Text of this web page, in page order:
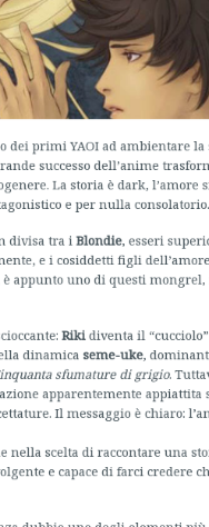
successo dell’anime
La storia è dark,
e per nulla
tra i Blondie, esseri
e i cosiddetti figli
uno di questi
Riki diventa il
seme-uke,
sfumature di grigio.
apparentemente
Il messaggio è chiaro:
scelta di raccontare
e capace di farci
uno degli